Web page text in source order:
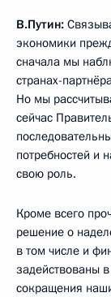
В.Путин:
экономики
сначала мы
странах-
Но мы
сейчас
потребностей и
свою роль.
Кроме всего
решение о
в том числе и
задействованы
сокращения